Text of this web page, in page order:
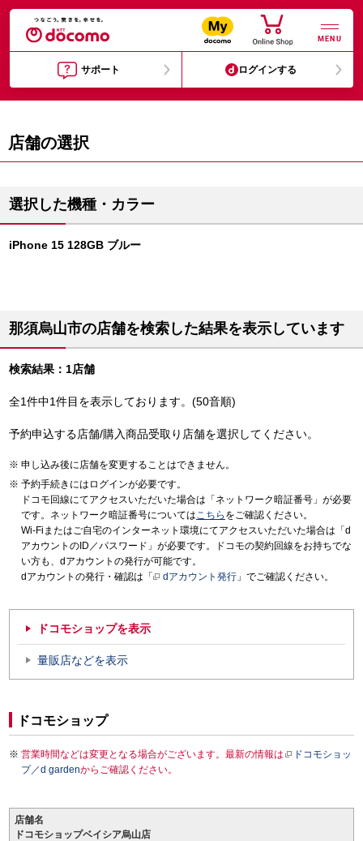
MENU
サポート ログインする
店舗の選択
選択した機種・カラー
iPhone 15 128GB ブルー
那須烏山市の店舗を検索した結果を表示しています
検索結果：1店舗
全1件中1件目を表示しております。(50音順)
予約申込する店舗/購入商品受取り店舗を選択してください。
申し込み後に店舗を変更することはできません。
予約手続きにはログインが必要です。
ドコモ回線にてアクセスいただいた場合は「ネットワーク暗証番号」が必要
です。ネットワーク暗証番号についてはこちら をご確認ください。
Wi-Fiまたはご自宅のインターネット環境にてアクセスいただいた場合は「d
アカウントのID／パスワード」が必要です。ドコモの契約回線をお持ちでな
い方も、dアカウントの発行が可能です。
dアカウントの発行・確認は「
dアカウント発行 」でご確認ください。
ドコモショップを表示
量販店などを表示
ドコモショップ
営業時間などは変更となる場合がございます。最新の情報は
ドコモショッ
プ／d gardenからご確認ください。
店舗名
ドコモショップベイシア烏山店